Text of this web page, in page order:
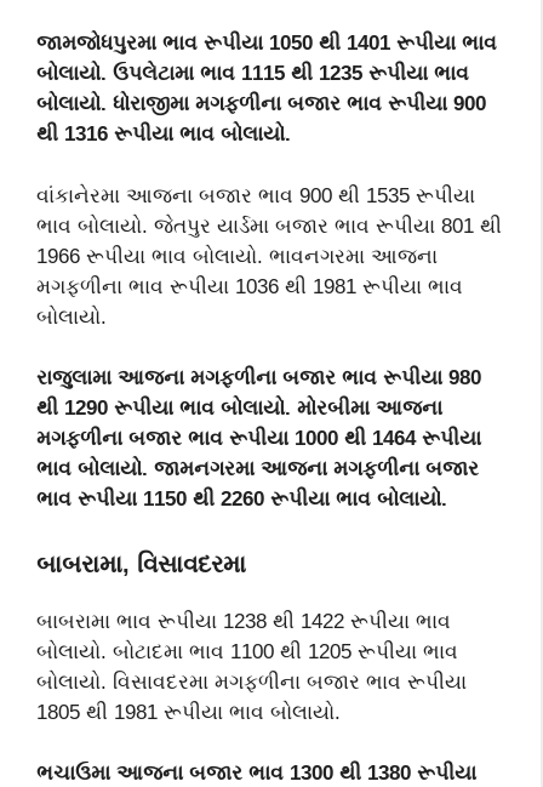
જામજોધપુરમા ભાવ રૂપીયા 1050 થી 1401 રૂપીયા ભાવ
બોલાયો. ઉપલેટામા ભાવ 1115 થી 1235 રૂપીયા ભાવ
બોલાયો. ધોરાજીમા મગફળીના બજાર ભાવ રૂપીયા 900
થી 1316 રૂપીયા ભાવ બોલાયો.
વાંકાનેરમા આજના બજાર ભાવ 900 થી 1535 રૂપીયા
ભાવ બોલાયો. જેતપુર યાર્ડમા બજાર ભાવ રૂપીયા 801 થી
1966 રૂપીયા ભાવ બોલાયો. ભાવનગરમા આજના
મગફળીના ભાવ રૂપીયા 1036 થી 1981 રૂપીયા ભાવ
બોલાયો.
રાજુલામા આજના મગફળીના બજાર ભાવ રૂપીયા 980
થી 1290 રૂપીયા ભાવ બોલાયો. મોરબીમા આજના
મગફળીના બજાર ભાવ રૂપીયા 1000 થી 1464 રૂપીયા
ભાવ બોલાયો. જામનગરમા આજના મગફળીના બજાર
ભાવ રૂપીયા 1150 થી 2260 રૂપીયા ભાવ બોલાયો.
બાબરામા, વિસાવદરમા
બાબરામા ભાવ રૂપીયા 1238 થી 1422 રૂપીયા ભાવ
બોલાયો. બોટાદમા ભાવ 1100 થી 1205 રૂપીયા ભાવ
બોલાયો. વિસાવદરમા મગફળીના બજાર ભાવ રૂપીયા
1805 થી 1981 રૂપીયા ભાવ બોલાયો.
ભચાઉમા આજના બજાર ભાવ 1300 થી 1380 રૂપીયા